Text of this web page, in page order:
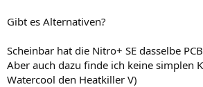
Gibt es Alternativen?
Scheinbar hat die Nitro+ SE dasselbe
Aber auch dazu finde ich keine simplen
Watercool den Heatkiller V)